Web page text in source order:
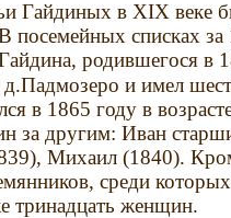
Гайдиных в XIX веке
списках за
родившегося в
и имел
в 1865 году в
за другим: Иван
Михаил (1840).
среди
тринадцать женщин.